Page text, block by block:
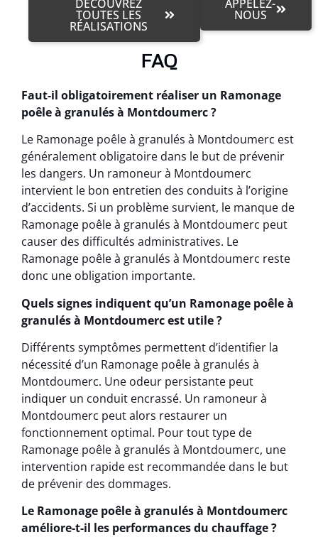
DÉCOUVREZ
TOUTES LES
RÉALISATIONS
APPELEZ-
NOUS
FAQ
Faut-il obligatoirement réaliser un Ramonage
poêle à granulés à Montdoumerc ?
Le Ramonage poêle à granulés à Montdoumerc est
généralement obligatoire dans le but de prévenir
les dangers. Un ramoneur à Montdoumerc
intervient le bon entretien des conduits à l’origine
d’accidents. Si un problème survient, le manque de
Ramonage poêle à granulés à Montdoumerc peut
causer des difficultés administratives. Le
Ramonage poêle à granulés à Montdoumerc reste
donc une obligation importante.
Quels signes indiquent qu’un Ramonage poêle à
granulés à Montdoumerc est utile ?
Différents symptômes permettent d’identifier la
nécessité d’un Ramonage poêle à granulés à
Montdoumerc. Une odeur persistante peut
indiquer un conduit encrassé. Un ramoneur à
Montdoumerc peut alors restaurer un
fonctionnement optimal. Pour tout type de
Ramonage poêle à granulés à Montdoumerc, une
intervention rapide est recommandée dans le but
de prévenir des dommages.
Le Ramonage poêle à granulés à Montdoumerc
améliore-t-il les performances du chauffage ?